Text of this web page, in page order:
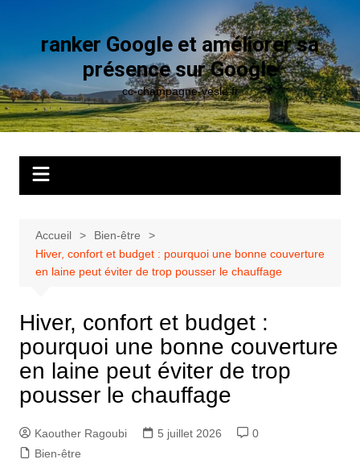
contenuranker Google et améliorer sa
présence sur Google
cc-champagne-vesle.fr
Accueil
Bien-être
Hiver, confort et budget : pourquoi une bonne couverture
en laine peut éviter de trop pousser le chauffage
Hiver, confort et budget :
pourquoi une bonne couverture
en laine peut éviter de trop
pousser le chauffage
Kaouther Ragoubi 5 juillet 2026
0
Bien-être